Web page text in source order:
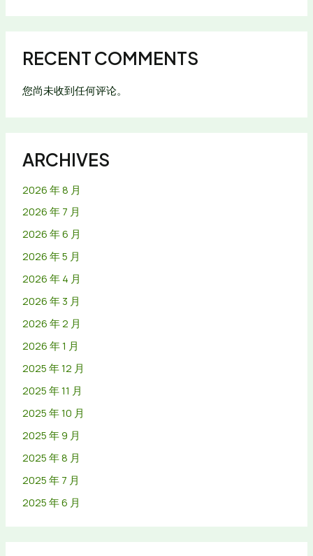
RECENT COMMENTS
您尚未收到任何评论。
ARCHIVES
2026 年 8 月
2026 年 7 月
2026 年 6 月
2026 年 5 月
2026 年 4 月
2026 年 3 月
2026 年 2 月
2026 年 1 月
2025 年 12 月
2025 年 11 月
2025 年 10 月
2025 年 9 月
2025 年 8 月
2025 年 7 月
2025 年 6 月